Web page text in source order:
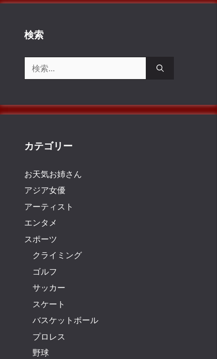
検索
索:
カテゴリー
お天気お姉さん
アジア女優
アーティスト
エンタメ
スポーツ
クライミング
ゴルフ
サッカー
スケート
バスケットボール
プロレス
野球